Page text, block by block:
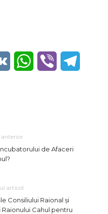
VK WhatsApp
Viber
de Afaceri
articol
Consiliului Raional și
Cahul pentru